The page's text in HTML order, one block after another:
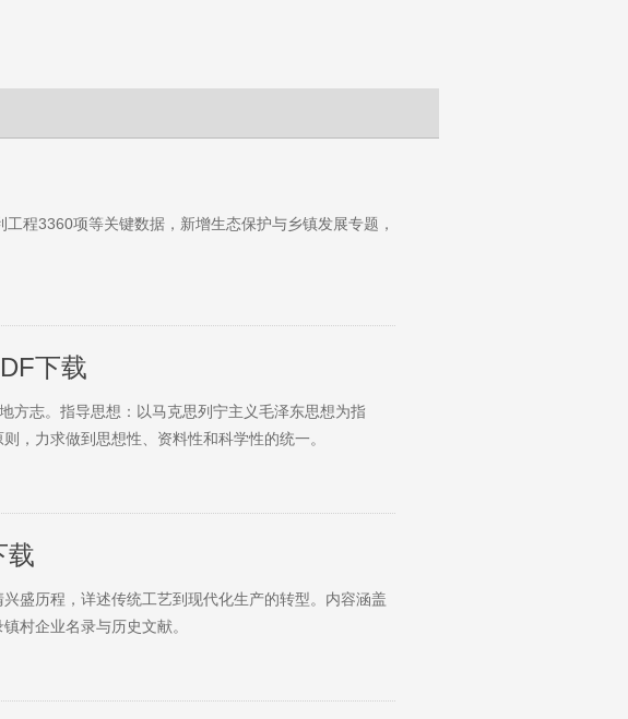
程3360项等关键数据，新增生态保护与乡镇发展专题，
下载
方志。指导思想：以马克思列宁主义毛泽东思想为指
，力求做到思想性、资料性和科学性的统一。
载
盛历程，详述传统工艺到现代化生产的转型。内容涵盖
村企业名录与历史文献。